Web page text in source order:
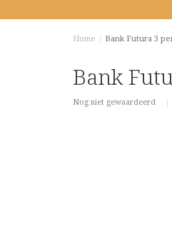
Home / Bank Futura 3
Bank
Nog niet gewaardeerd |